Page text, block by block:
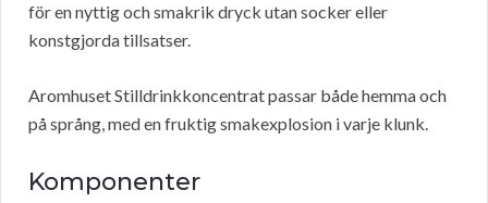
för en nyttig och smakrik dryck utan socker eller
konstgjorda tillsatser.
Aromhuset Stilldrinkkoncentrat passar både hemma och
på språng, med en fruktig smakexplosion i varje klunk.
Komponenter